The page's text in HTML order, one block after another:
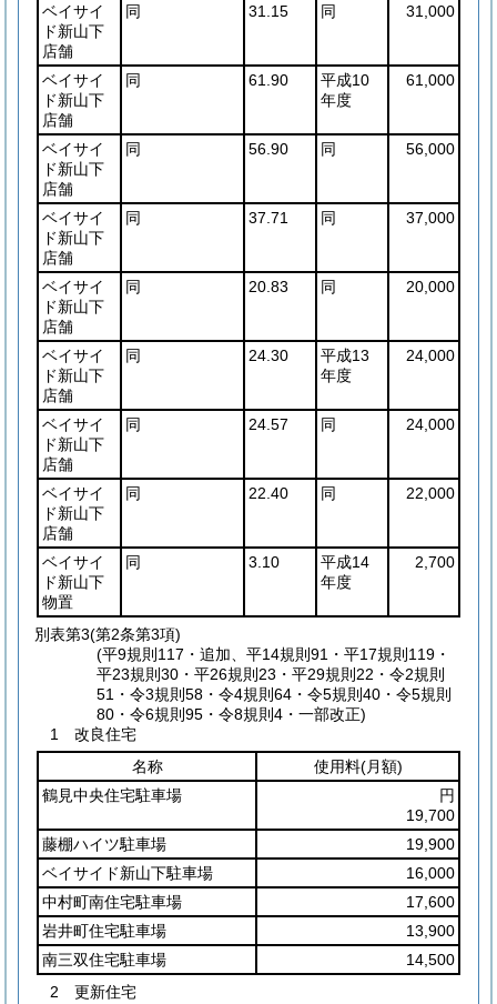
ベイサイ
ド新山下
店舗
同 31.15 同 31,000
ベイサイ
ド新山下
店舗
同 61.90
平成10
年度
61,000
ベイサイ
ド新山下
店舗
同 56.90 同 56,000
ベイサイ
ド新山下
店舗
同 37.71 同 37,000
ベイサイ
ド新山下
店舗
同 20.83 同 20,000
ベイサイ
ド新山下
店舗
同 24.30
平成13
年度
24,000
ベイサイ
ド新山下
店舗
同 24.57 同 24,000
ベイサイ
ド新山下
店舗
同 22.40 同 22,000
ベイサイ
ド新山下
物置
同 3.10
平成14
年度
2,700
別表第3(第2条第3項)
(平9規則117・追加、平14規則91・平17規則119・
平23規則30・平26規則23・平29規則22・令2規則
51・令3規則58・令4規則64・令5規則40・令5規則
80・令6規則95・令8規則4・一部改正)
1 改良住宅
名称
使用料(月額)
鶴見中央住宅駐車場
円
19,700
藤棚ハイツ駐車場
19,900
ベイサイド新山下駐車場
16,000
中村町南住宅駐車場
17,600
岩井町住宅駐車場
13,900
南三双住宅駐車場
14,500
2 更新住宅